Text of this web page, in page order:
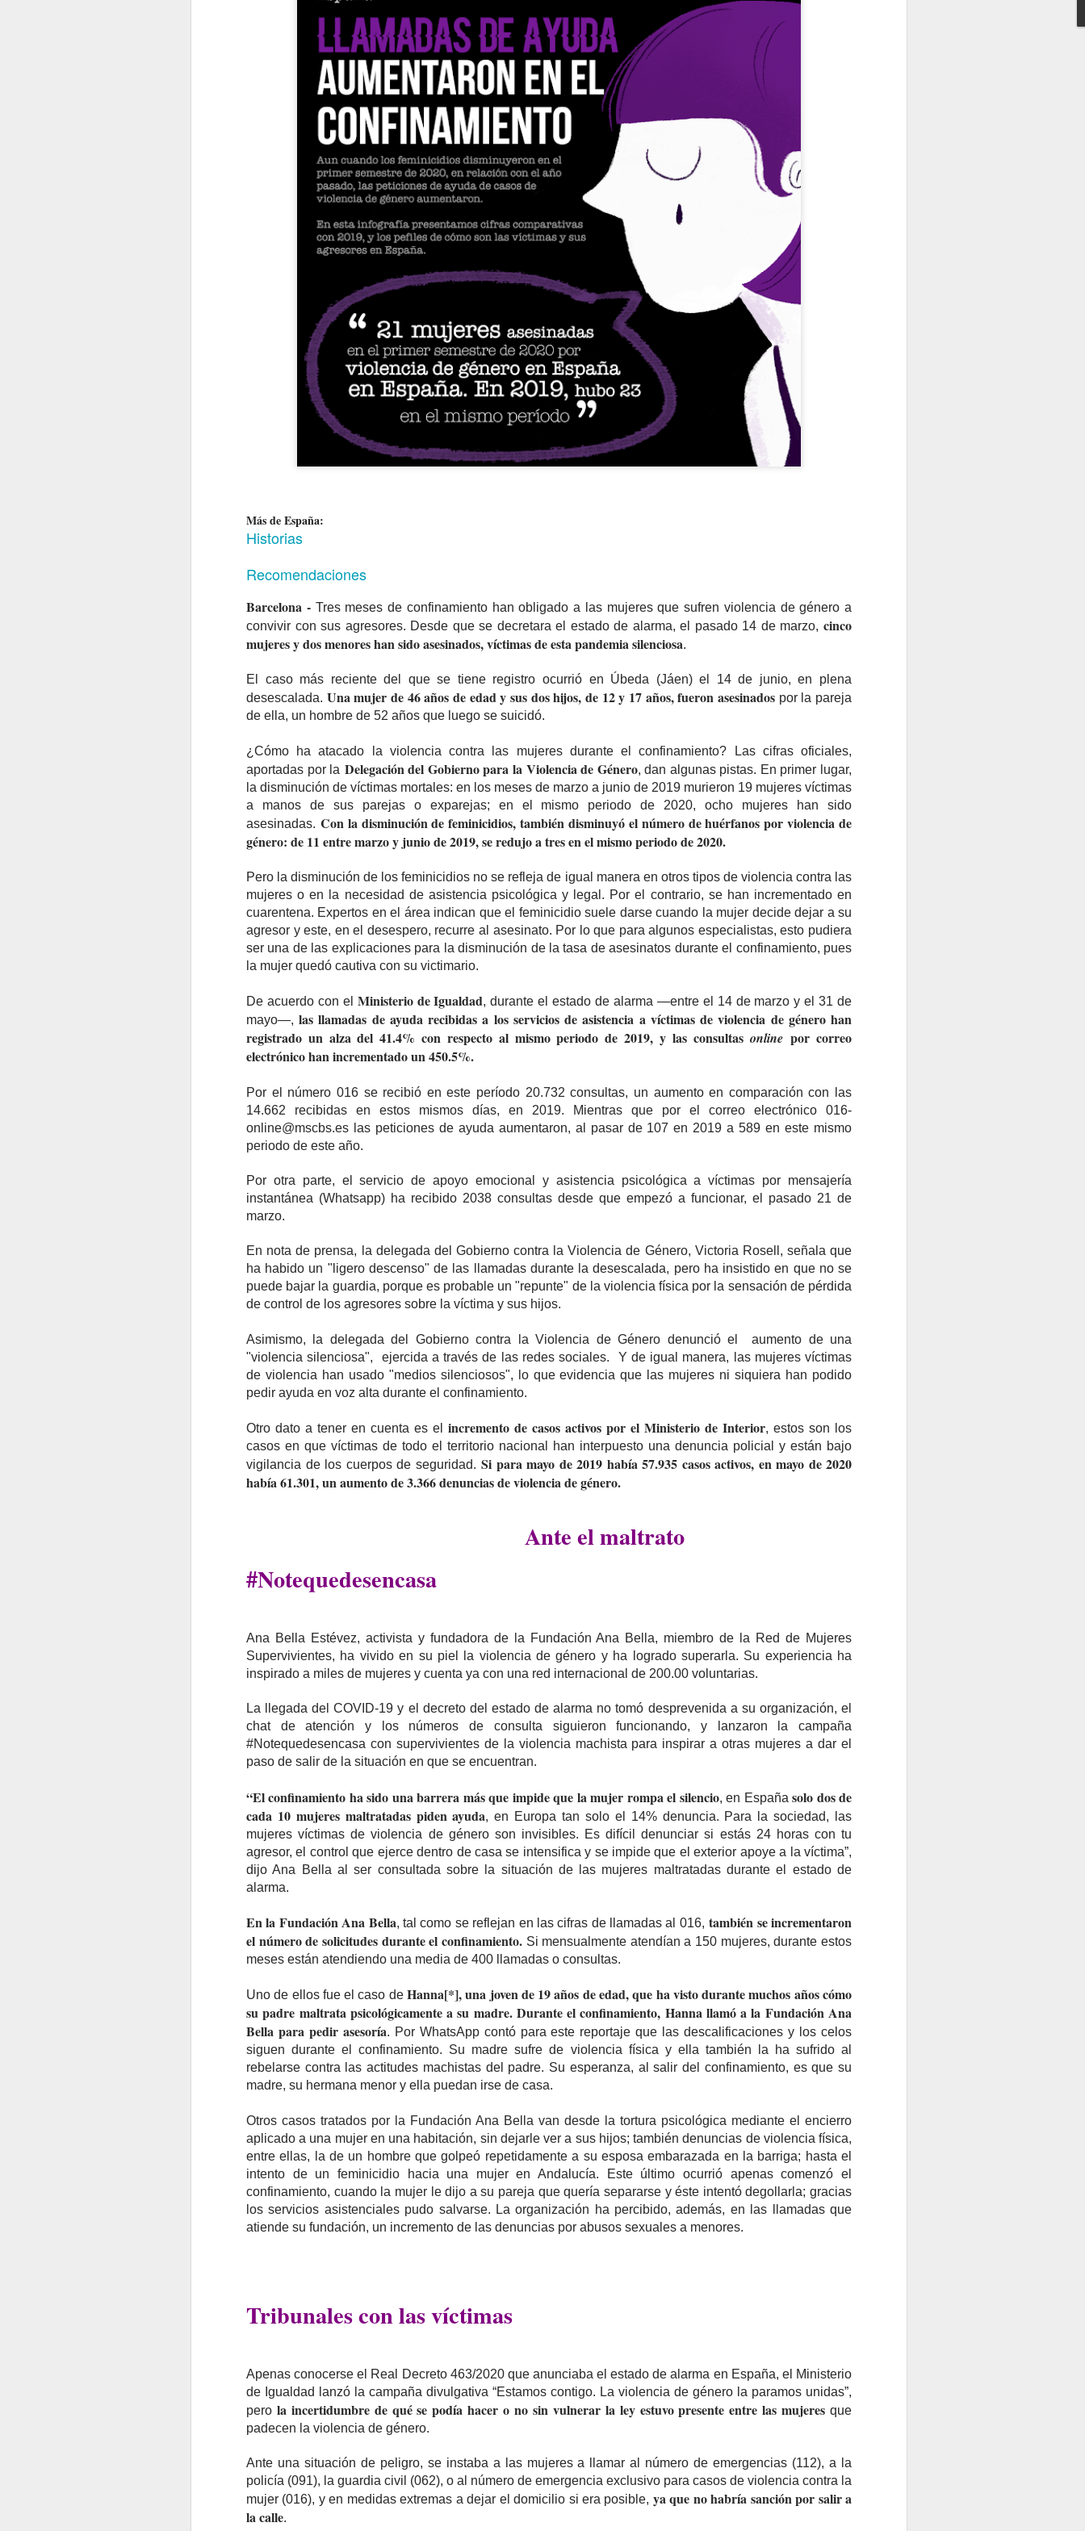
Más de España:
Historias
Recomendaciones
Barcelona -Tres meses de confinamiento han obligado a las mujeres que sufren violencia de género a
convivir con sus agresores. Desde que se decretara el estado de alarma, el pasado 14 de marzo, cinco
mujeres y dos menores han sido asesinados, víctimas de esta pandemia silenciosa.
El caso más reciente del que se tiene registro ocurrió en Úbeda (Jáen) el 14 de junio, en plena
desescalada. Una mujer de 46 años de edad y sus dos hijos, de 12 y 17 años, fueron asesinados por la pareja
de ella, un hombre de 52 años que luego se suicidó.
¿Cómo ha atacado la violencia contra las mujeres durante el confinamiento? Las cifras oficiales,
aportadas por la Delegación del Gobierno para la Violencia de Género, dan algunas pistas. En primer lugar,
la disminución de víctimas mortales: en los meses de marzo a junio de 2019 murieron 19 mujeres víctimas
a manos de sus parejas o exparejas; en el mismo periodo de 2020, ocho mujeres han sido
asesinadas. Con la disminución de feminicidios, también disminuyó el número de huérfanos por violencia de
género: de 11 entre marzo y junio de 2019, se redujo a tres en el mismo periodo de 2020.
Pero la disminución de los feminicidios no se refleja de igual manera en otros tipos de violencia contra las
mujeres o en la necesidad de asistencia psicológica y legal. Por el contrario, se han incrementado en
cuarentena. Expertos en el área indican que el feminicidio suele darse cuando la mujer decide dejar a su
agresor y este, en el desespero, recurre al asesinato. Por lo que para algunos especialistas, esto pudiera
ser una de las explicaciones para la disminución de la tasa de asesinatos durante el confinamiento, pues
la mujer quedó cautiva con su victimario.
De acuerdo con el Ministerio de Igualdad, durante el estado de alarma —entre el 14 de marzo y el 31 de
mayo—,las llamadas de ayuda recibidas a los servicios de asistencia a víctimas de violencia de género han
registrado un alza del 41.4% con respecto al mismo periodo de 2019, y las consultasonline por correo
electrónico han incrementado un 450.5%.
Por el número 016 se recibió en este período 20.732 consultas, un aumento en comparación con las
14.662 recibidas en estos mismos días, en 2019. Mientras que por el correo electrónico 016-
online@mscbs.es las peticiones de ayuda aumentaron, al pasar de 107 en 2019 a 589 en este mismo
periodo de este año.
Por otra parte, el servicio de apoyo emocional y asistencia psicológica a víctimas por mensajería
instantánea (Whatsapp) ha recibido 2038 consultas desde que empezó a funcionar, el pasado 21 de
marzo.
En nota de prensa, la delegada del Gobierno contra la Violencia de Género, Victoria Rosell, señala que
ha habido un "ligero descenso" de las llamadas durante la desescalada, pero ha insistido en que no se
puede bajar la guardia, porque es probable un "repunte" de la violencia física por la sensación de pérdida
de control de los agresores sobre la víctima y sus hijos.
Asimismo, la delegada del Gobierno contra la Violencia de Género denunció el aumento de una
"violencia silenciosa", ejercida a través de las redes sociales. Y de igual manera, las mujeres víctimas
de violencia han usado "medios silenciosos", lo que evidencia que las mujeres ni siquiera han podido
pedir ayuda en voz alta durante el confinamiento.
Otro dato a tener en cuenta es el incremento de casos activos por el Ministerio de Interior, estos son los
casos en que víctimas de todo el territorio nacional han interpuesto una denuncia policial y están bajo
vigilancia de los cuerpos de seguridad. Si para mayo de 2019 había 57.935 casos activos, en mayo de 2020
había 61.301, un aumento de 3.366 denuncias de violencia de género.
Ante el maltrato
#Notequedesencasa
Ana Bella Estévez, activista y fundadora de la Fundación Ana Bella, miembro de la Red de Mujeres
Supervivientes, ha vivido en su piel la violencia de género y ha logrado superarla. Su experiencia ha
inspirado a miles de mujeres y cuenta ya con una red internacional de 200.00 voluntarias.
La llegada del COVID-19 y el decreto del estado de alarma no tomó desprevenida a su organización, el
chat de atención y los números de consulta siguieron funcionando, y lanzaron la campaña
#Notequedesencasa con supervivientes de la violencia machista para inspirar a otras mujeres a dar el
paso de salir de la situación en que se encuentran.
“El confinamiento ha sido una barrera más que impide que la mujer rompa el silencio, en Españasolo dos de
cada 10 mujeres maltratadas piden ayuda, en Europa tan solo el 14% denuncia. Para la sociedad, las
mujeres víctimas de violencia de género son invisibles. Es difícil denunciar si estás 24 horas con tu
agresor, el control que ejerce dentro de casa se intensifica y se impide que el exterior apoye a la víctima”,
dijo Ana Bella al ser consultada sobre la situación de las mujeres maltratadas durante el estado de
alarma.
En la Fundación Ana Bella, tal como se reflejan en las cifras de llamadas al 016, también se incrementaron
el número de solicitudes durante el confinamiento.Si mensualmente atendían a 150 mujeres, durante estos
meses están atendiendo una media de 400 llamadas o consultas.
Uno de ellos fue el caso de Hanna[*], una joven de 19 años de edad, que ha visto durante muchos años cómo
su padre maltrata psicológicamente a su madre. Durante el confinamiento, Hanna llamó a la Fundación Ana
Bella para pedir asesoría. Por WhatsApp contó para este reportaje que las descalificaciones y los celos
siguen durante el confinamiento. Su madre sufre de violencia física y ella también la ha sufrido al
rebelarse contra las actitudes machistas del padre. Su esperanza, al salir del confinamiento, es que su
madre, su hermana menor y ella puedan irse de casa.
Otros casos tratados por la Fundación Ana Bella van desde la tortura psicológica mediante el encierro
aplicado a una mujer en una habitación, sin dejarle ver a sus hijos; también denuncias de violencia física,
entre ellas, la de un hombre que golpeó repetidamente a su esposa embarazada en la barriga; hasta el
intento de un feminicidio hacia una mujer en Andalucía. Este último ocurrió apenas comenzó el
confinamiento, cuando la mujer le dijo a su pareja que quería separarse y éste intentó degollarla; gracias
los servicios asistenciales pudo salvarse. La organización ha percibido, además, en las llamadas que
atiende su fundación, un incremento de las denuncias por abusos sexuales a menores.
Tribunales con las víctimas
Apenas conocerse el Real Decreto 463/2020 que anunciaba el estado de alarma en España, el Ministerio
de Igualdad lanzó la campaña divulgativa “Estamos contigo. La violencia de género la paramos unidas”,
pero la incertidumbre de qué se podía hacer o no sin vulnerar la ley estuvo presente entre las mujeres que
padecen la violencia de género.
Ante una situación de peligro, se instaba a las mujeres a llamar al número de emergencias (112), a la
policía (091), la guardia civil (062), o al número de emergencia exclusivo para casos de violencia contra la
mujer (016), y en medidas extremas a dejar el domicilio si era posible, ya que no habría sanción por salir a
la calle.
Argentina: La desinformación jugó en contra de las mujeres